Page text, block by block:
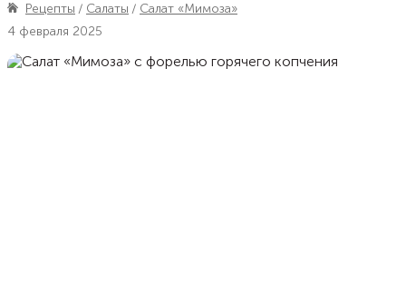
Рецепты Салаты
Салат «Мимоза»
4 февраля 2025